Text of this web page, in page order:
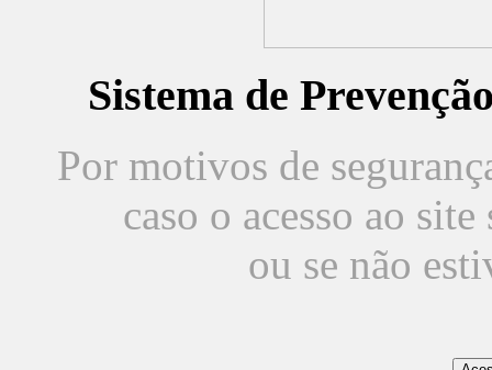
Sistema de
Por motivos de
caso o acesso ao
ou se não